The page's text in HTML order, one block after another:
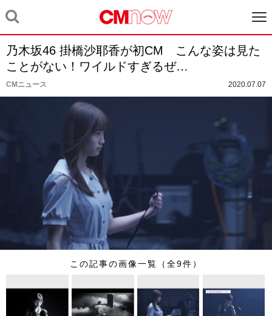
乃木坂46 掛橋沙耶香が初CM こんな姿は見た
ことがない！ワイルドすぎるぜ…
CMニュース 2020.07.07
この記事の画像一覧（全9件）